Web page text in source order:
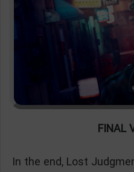
FINAL
In the end, Lost